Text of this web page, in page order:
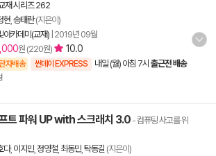
재 시리즈 262
현 송태란(지은이)
아카데미(교재) 2019년 09월
원 (220원) 10.0
자배송 썬데이 EXPRESS 내일 (월) 아침 7시 출근전 배송
트 파워 UP with 스크래치 3.0 - 컴퓨팅 사고를 위
다, 이지민, 정영철 최동민, 탁동길 (지은이)